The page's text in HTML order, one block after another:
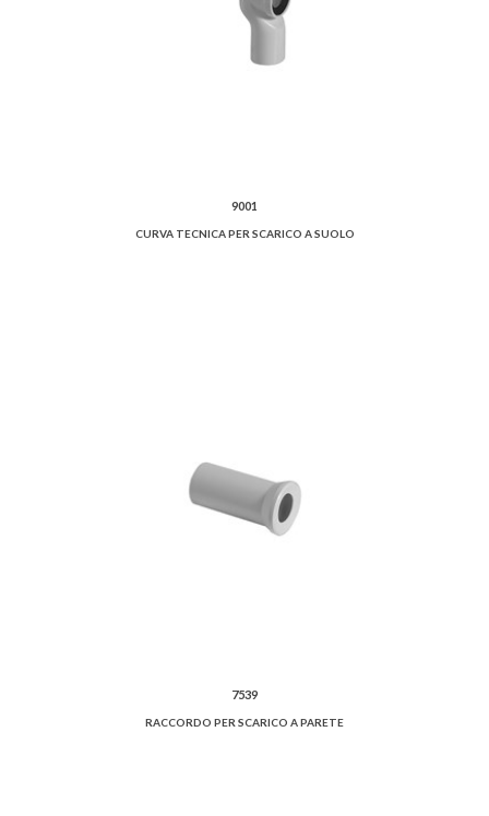
9001
CURVA TECNICA PER SCARICO A SUOLO
7539
RACCORDO PER SCARICO A PARETE